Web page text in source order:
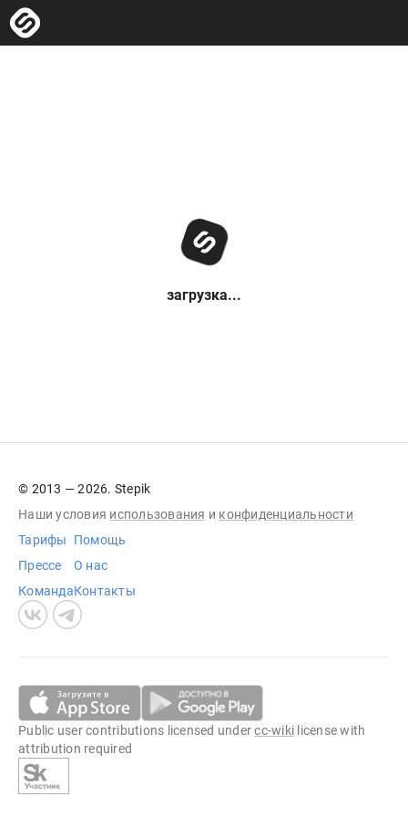
загрузка...
© 2013 — 2026. Stepik
Наши условия использования и конфиденциальности
Тарифы
Прессе
Команда
Помощь
О нас
Контакты
Public user contributions licensed undercc-wiki license with
attribution required